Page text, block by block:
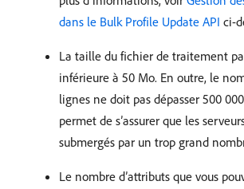
dans le Bulk Profile Update API ci-
La taille du fichier de traitement
inférieure à 50 Mo. En outre, le
lignes ne doit pas dépasser 500
permet de s’assurer que les
submergés par un trop grand
Le nombre d’attributs que vous